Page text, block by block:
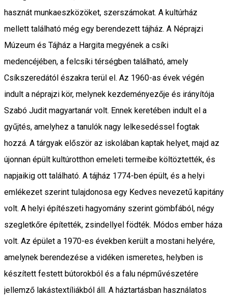
hasznát munkaeszközöket, szerszámokat. A kultúrház
mellett található még egy berendezett tájház. A Néprajzi
Múzeum és Tájház a Hargita megyének a csíki
medencéjében, a felcsíki térségben található, amely
Csíkszeredától északra terül el. Az 1960-as évek végén
indult a néprajzi kör, melynek kezdeményezője és irányítója
Szabó Judit magyartanár volt. Ennek keretében indult el a
gyűjtés, amelyhez a tanulók nagy lelkesedéssel fogtak
hozzá. A tárgyak először az iskolában kaptak helyet, majd az
újonnan épült kultúrotthon emeleti termeibe költöztették, és
napjaikig ott található. A tájház 1774-ben épült, és a helyi
emlékezet szerint tulajdonosa egy Kedves nevezetű kapitány
volt. A helyi építészeti hagyomány szerint gömbfából, négy
szegletkőre építették, zsindellyel födték. Módos ember háza
volt. Az épület a 1970-es években került a mostani helyére,
amelynek berendezése a vidéken ismeretes, helyben is
készített festett bútorokból és a falu népművészetére
jellemző lakástextíliákból áll. A háztartásban használatos